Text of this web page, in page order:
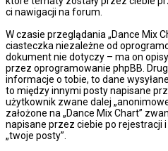
ci nawigacji na forum.
W czasie przeglądania „Dance Mix
ciasteczka niezależne od
dokument nie dotyczy – ma on
przez oprogramowanie phpBB.
informacje o tobie, to dane
to między innymi posty napisane
użytkownik zwane dalej
założone na „Dance Mix Chart”
napisane przez ciebie po rejestracji
„twoje posty”.